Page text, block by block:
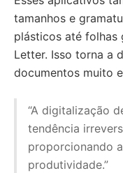
tamanhos e
plásticos até folhas
Letter. Isso torna a
documentos muito
“A digitalização
tendência
proporcionando
produtividade.”